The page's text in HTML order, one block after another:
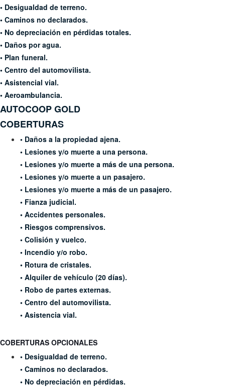
• Desigualdad de terreno.
• Caminos no declarados.
• No depreciación en pérdidas totales.
• Daños por agua.
• Plan funeral.
• Centro del automovilista.
• Asistencial vial.
• Aeroambulancia.
AUTOCOOPGOLD
COBERTURAS
• Daños a la propiedad ajena.
• Lesiones y/o muerte a una persona.
• Lesiones y/o muerte a más de una persona.
• Lesiones y/o muerte a un pasajero.
• Lesiones y/o muerte a más de un pasajero.
• Fianza judicial.
• Accidentes personales.
• Riesgos comprensivos.
• Colisión y vuelco.
• Incendio y/o robo.
• Rotura de cristales.
• Alquiler de vehículo (20 días).
• Robo de partes externas.
• Centro del automovilista.
• Asistencia vial.
COBERTURAS OPCIONALES
• Desigualdad de terreno.
• Caminos no declarados.
• No depreciación en pérdidas.